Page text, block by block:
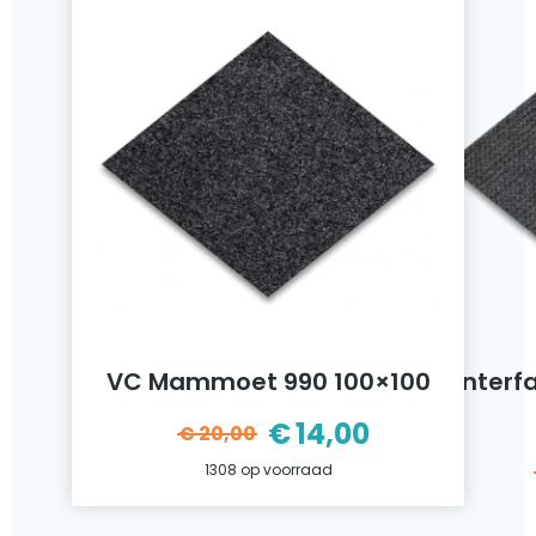
VC Mammoet 990 100×100
€20,00
Oorspronkelijke
prijs
€14,00
Huidige
prijs
1308 op voorraad